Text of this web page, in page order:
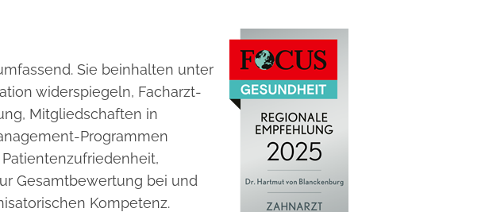
Sie beinhalten unter
widerspiegeln, Facharzt-
Mitgliedschaften in
Programmen
Gesamtbewertung bei und
Kompetenz.